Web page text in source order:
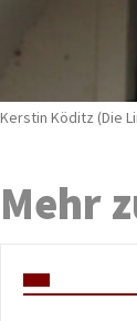
Kerstin Köditz (Die
Mehr